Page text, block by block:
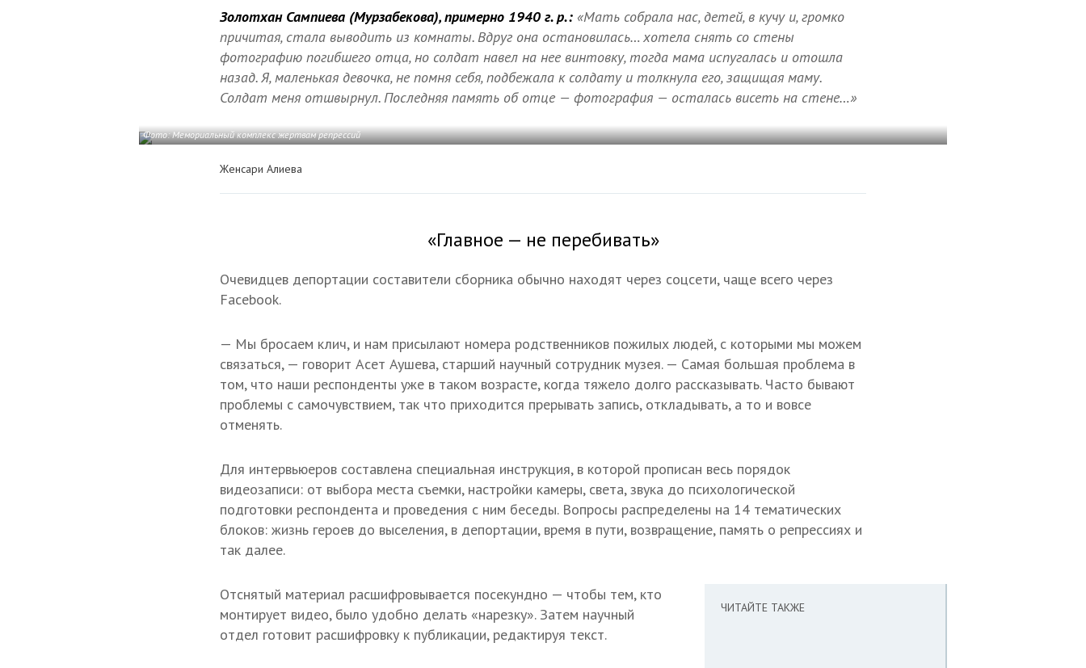
Золотхан Сампиева (Мурзабекова), примерно 1940 г. р.: «Мать собрала нас, детей, в кучу и, громко
причитая, стала выводить из комнаты. Вдруг она остановилась… хотела снять со стены
фотографию погибшего отца, но солдат навел на нее винтовку, тогда мама испугалась и отошла
назад. Я, маленькая девочка, не помня себя, подбежала к солдату и толкнула его, защищая маму.
Солдат меня отшвырнул. Последняя память об отце — фотография — осталась висеть на стене…»
Фото: Мемориальный комплекс жертвам репрессий
Женсари Алиева
«Главное — не перебивать»
Очевидцев депортации составители сборника обычно находят через соцсети, чаще всего через
Facebook.
— Мы бросаем клич, и нам присылают номера родственников пожилых людей, с которыми мы можем
связаться, — говорит Асет Аушева, старший научный сотрудник музея. — Самая большая проблема в
том, что наши респонденты уже в таком возрасте, когда тяжело долго рассказывать. Часто бывают
проблемы с самочувствием, так что приходится прерывать запись, откладывать, а то и вовсе
отменять.
Для интервьюеров составлена специальная инструкция, в которой прописан весь порядок
видеозаписи: от выбора места съемки, настройки камеры, света, звука до психологической
подготовки респондента и проведения с ним беседы. Вопросы распределены на 14 тематических
блоков: жизнь героев до выселения, в депортации, время в пути, возвращение, память о репрессиях и
так далее.
ЧИТАЙТЕ ТАКЖЕ
Отснятый материал расшифровывается посекундно — чтобы тем, кто
монтирует видео, было удобно делать «нарезку». Затем научный
отдел готовит расшифровку к публикации, редактируя текст.